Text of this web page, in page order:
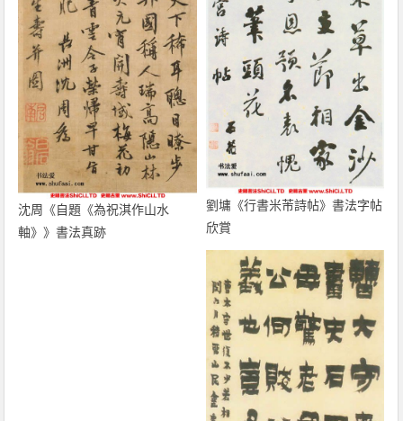
沈周《自題《為祝淇作山水
軸》》書法真跡
劉墉《行書米芾詩帖》書法字帖
欣賞